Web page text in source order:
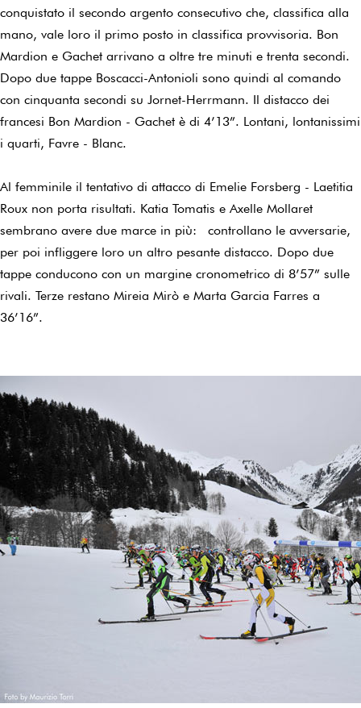
conquistato il secondo argento consecutivo che, classifica alla
mano, vale loro il primo posto in classifica provvisoria. Bon
Mardion e Gachet arrivano a oltre tre minuti e trenta secondi.
Dopo due tappe Boscacci-Antonioli sono quindi al comando
con cinquanta secondi su Jornet-Herrmann. Il distacco dei
francesi Bon Mardion - Gachet è di 4’13”. Lontani, lontanissimi
i quarti, Favre - Blanc.
Al femminile il tentativo di attacco di Emelie Forsberg - Laetitia
Roux non porta risultati. Katia Tomatis e Axelle Mollaret
sembrano avere due marce in più: controllano le avversarie,
per poi infliggere loro un altro pesante distacco. Dopo due
tappe conducono con un margine cronometrico di 8’57” sulle
rivali. Terze restano Mireia Mirò e Marta Garcia Farres a
36’16”.